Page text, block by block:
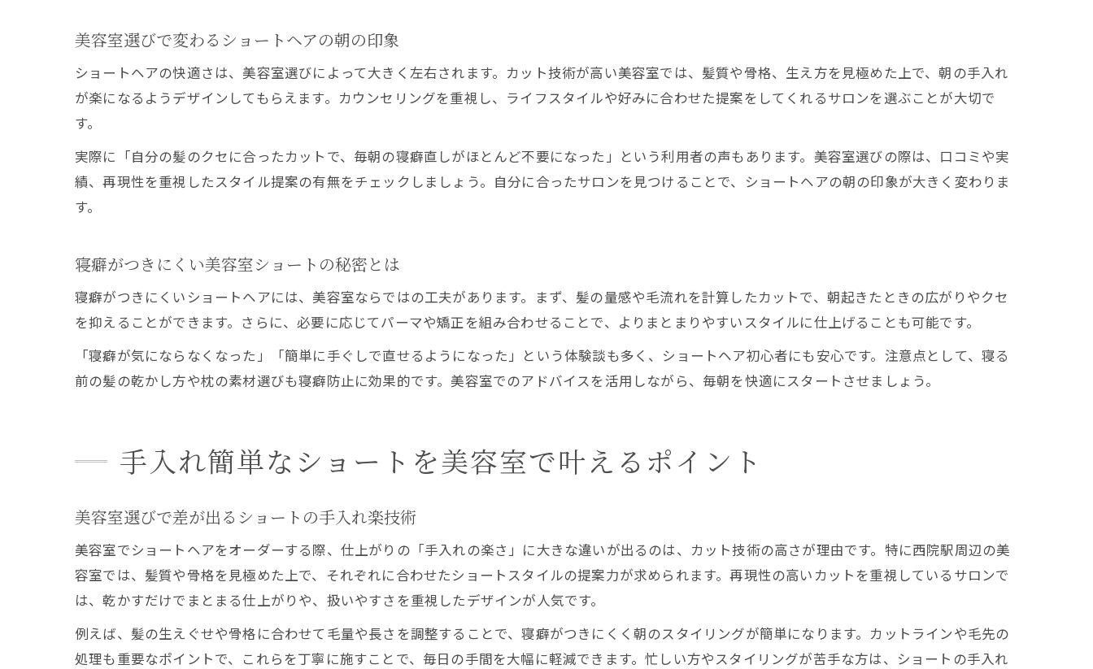
美容室選びで変わるショートヘアの朝の印象
ショートヘアの快適さは、美容室選びによって大きく左右されます。カット技術が高い美容室では、髪質や骨格、生え方を見極めた上で、朝の手入れ
が楽になるようデザインしてもらえます。カウンセリングを重視し、ライフスタイルや好みに合わせた提案をしてくれるサロンを選ぶことが大切で
す。
実際に「自分の髪のクセに合ったカットで、毎朝の寝癖直しがほとんど不要になった」という利用者の声もあります。美容室選びの際は、口コミや実
績、再現性を重視したスタイル提案の有無をチェックしましょう。自分に合ったサロンを見つけることで、ショートヘアの朝の印象が大きく変わりま
す。
寝癖がつきにくい美容室ショートの秘密とは
寝癖がつきにくいショートヘアには、美容室ならではの工夫があります。まず、髪の量感や毛流れを計算したカットで、朝起きたときの広がりやクセ
を抑えることができます。さらに、必要に応じてパーマや矯正を組み合わせることで、よりまとまりやすいスタイルに仕上げることも可能です。
「寝癖が気にならなくなった」「簡単に手ぐしで直せるようになった」という体験談も多く、ショートヘア初心者にも安心です。注意点として、寝る
前の髪の乾かし方や枕の素材選びも寝癖防止に効果的です。美容室でのアドバイスを活用しながら、毎朝を快適にスタートさせましょう。
手入れ簡単なショートを美容室で叶えるポイント
美容室選びで差が出るショートの手入れ楽技術
美容室でショートヘアをオーダーする際、仕上がりの「手入れの楽さ」に大きな違いが出るのは、カット技術の高さが理由です。特に西院駅周辺の美
容室では、髪質や骨格を見極めた上で、それぞれに合わせたショートスタイルの提案力が求められます。再現性の高いカットを重視しているサロンで
は、乾かすだけでまとまる仕上がりや、扱いやすさを重視したデザインが人気です。
例えば、髪の生えぐせや骨格に合わせて毛量や長さを調整することで、寝癖がつきにくく朝のスタイリングが簡単になります。カットラインや毛先の
処理も重要なポイントで、これらを丁寧に施すことで、毎日の手間を大幅に軽減できます。忙しい方やスタイリングが苦手な方は、ショートの手入れ